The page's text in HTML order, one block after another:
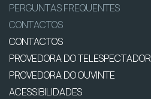
PERGUNTAS FREQUENTES
CONTACTOS
CONTACTOS
PROVEDORA DO TELESPECTADOR
PROVEDORA DO OUVINTE
ACESSIBILIDADES